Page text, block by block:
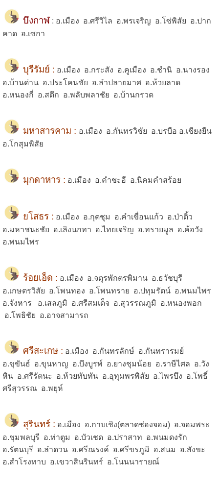
บึงกาฬ: อ.เมือง อ.ศรีวิไล อ.พรเจริญ อ.โซ่พิสัย อ.ปาก
คาด อ.เซกา
บุรีรัมย์ : อ.เมือง อ.กระสัง อ.คูเมือง อ.ชำนิ อ.นางรอง
อ.บ้านด่าน อ.ประโคนชัย อ.ลำปลายมาศ อ.ห้วยลาด
อ.หนองกี่ อ.สตึก อ.พลับพลาชัย อ.บ้านกรวด
มหาสารคาม : อ.เมือง อ.กันทรวิชัย อ.บรบือ อ.เชียงยืน
อ.โกสุมพิสัย
มุกดาหาร : อ.เมือง อ.คำชะอี อ.นิคมคำสร้อย
ยโสธร : อ.เมือง อ.กุดชุม อ.คำเขื่อนแก้ว อ.ป่าติ้ว
อ.มหาชนะชัย อ.เลิงนกทา อ.ไทยเจริญ อ.ทรายมูล อ.ค้อวัง
อ.พนมไพร
ร้อยเอ็ด : อ.เมือง อ.จตุรพักตรพิมาน อ.ธวัชบุรี
อ.เกษตรวิสัย อ.โพนทอง อ.โพนทราย อ.ปทุมรัตน์ อ.พนมไพร
อ.จังหาร อ.เสลภูมิ อ.ศรีสมเด็จ อ.สุวรรณภูมิ อ.หนองพอก
อ.โพธิชัย อ.อาจสามารถ
ศรีสะเกษ : อ.เมือง อ.กันทรลักษ์ อ.กันทรารมย์
อ.ขุขันธ์ อ.ขุนหาญ อ.บึงบูรพ์ อ.ยางชุมน้อย อ.ราษีไศล อ.วัง
หิน อ.ศรีรัตนะ อ.ห้วยทับทัน อ.อุทุมพรพิสัย อ.ไพรบึง อ.โพธิ์
ศรีสุวรรณ อ.พยุห์
สุรินทร์ : อ.เมือง อ.กาบเชิง(ตลาดช่องจอม) อ.จอมพระ
อ.ชุมพลบุรี อ.ท่าตูม อ.บัวเชด อ.ปราสาท อ.พนมดงรัก
อ.รัตนบุรี อ.ลำดวน อ.ศรีณรงค์ อ.ศรีขรภูมิ อ.สนม อ.สังขะ
อ.สำโรงทาบ อ.เขวาสินรินทร์ อ.โนนนารายณ์